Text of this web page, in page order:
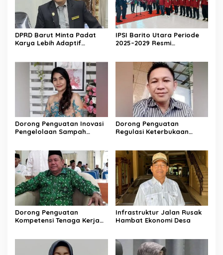
DPRD Barut Minta Padat
Karya Lebih Adaptif
IPSI Barito Utara Periode
2025–2029 Resmi
Dorong Penguatan Inovasi
Pengelolaan Sampah
Dorong Penguatan
Regulasi Keterbukaan
Dorong Penguatan
Kompetensi Tenaga Kerja
Infrastruktur Jalan Rusak
Hambat Ekonomi Desa